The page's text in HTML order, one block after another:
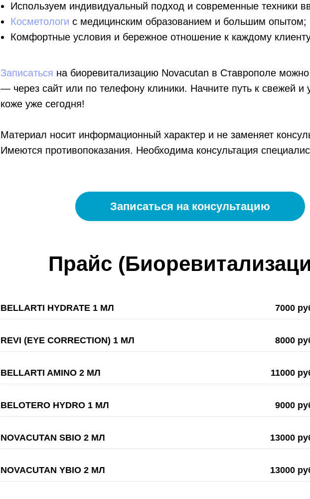
Используем индивидуальный подход и современные техники
Косметологи с медицинским образованием и большим опытом;
Комфортные условия и бережное отношение к каждому
Записаться на биоревитализацию Novacutan в Ставрополе
— через сайт или по телефону клиники. Начните путь к свежей и
коже уже сегодня!
Материал носит информационный характер и не заменяет
Имеются противопоказания. Необходима консультация
Записаться на консультацию
Прайс
BELLARTI HYDRATE 1 МЛ 7000
REVI (EYE CORRECTION) 1 МЛ 8000
BELLARTI AMINO 2 МЛ 11000
BELOTERO HYDRO 1 МЛ 9000
NOVACUTAN SBIO 2 МЛ 13000
NOVACUTAN YBIO 2 МЛ 13000